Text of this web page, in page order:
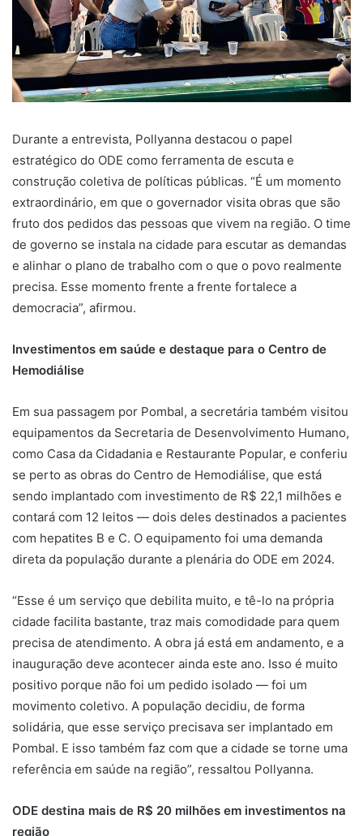
Durante a entrevista, Pollyanna destacou o papel
estratégico do ODE como ferramenta de escuta e
construção coletiva de políticas públicas. “É um momento
extraordinário, em que o governador visita obras que são
fruto dos pedidos das pessoas que vivem na região. O time
de governo se instala na cidade para escutar as demandas
e alinhar o plano de trabalho com o que o povo realmente
precisa. Esse momento frente a frente fortalece a
democracia”, afirmou.
Investimentos em saúde e destaque para o Centro de
Hemodiálise
Em sua passagem por Pombal, a secretária também visitou
equipamentos da Secretaria de Desenvolvimento Humano,
como Casa da Cidadania e Restaurante Popular, e conferiu
se perto as obras do Centro de Hemodiálise, que está
sendo implantado com investimento de R$ 22,1 milhões e
contará com 12 leitos — dois deles destinados a pacientes
com hepatites B e C. O equipamento foi uma demanda
direta da população durante a plenária do ODE em 2024.
“Esse é um serviço que debilita muito, e tê-lo na própria
cidade facilita bastante, traz mais comodidade para quem
precisa de atendimento. A obra já está em andamento, e a
inauguração deve acontecer ainda este ano. Isso é muito
positivo porque não foi um pedido isolado — foi um
movimento coletivo. A população decidiu, de forma
solidária, que esse serviço precisava ser implantado em
Pombal. E isso também faz com que a cidade se torne uma
referência em saúde na região”, ressaltou Pollyanna.
ODE destina mais de R$ 20 milhões em investimentos na
região